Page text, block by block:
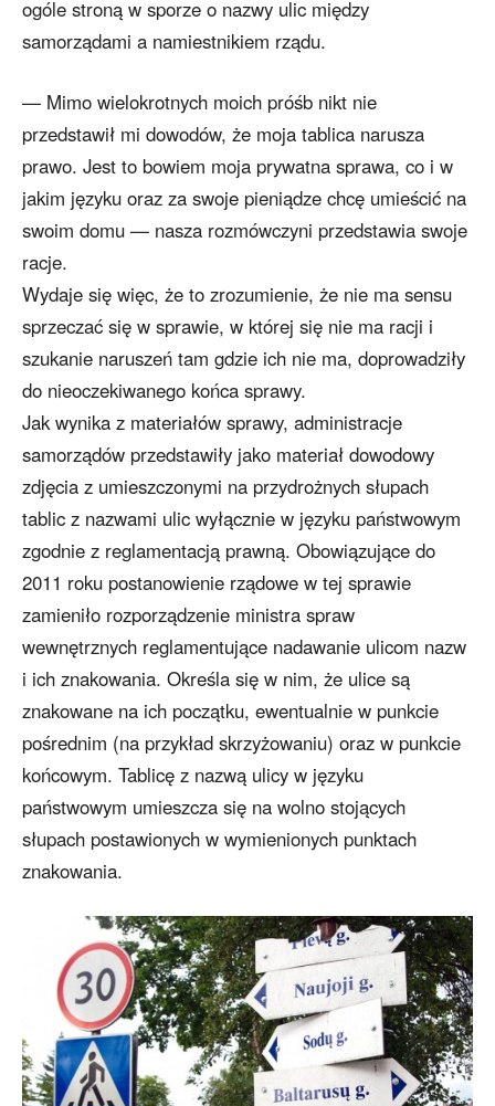
ogóle stroną w sporze o nazwy ulic między
samorządami a namiestnikiem rządu.
— Mimo wielokrotnych moich próśb nikt nie
przedstawił mi dowodów, że moja tablica narusza
prawo. Jest to bowiem moja prywatna sprawa, co i w
jakim języku oraz za swoje pieniądze chcę umieścić na
swoim domu — nasza rozmówczyni przedstawia swoje
racje.
Wydaje się więc, że to zrozumienie, że nie ma sensu
sprzeczać się w sprawie, w której się nie ma racji i
szukanie naruszeń tam gdzie ich nie ma, doprowadziły
do nieoczekiwanego końca sprawy.
Jak wynika z materiałów sprawy, administracje
samorządów przedstawiły jako materiał dowodowy
zdjęcia z umieszczonymi na przydrożnych słupach
tablic z nazwami ulic wyłącznie w języku państwowym
zgodnie z reglamentacją prawną. Obowiązujące do
2011 roku postanowienie rządowe w tej sprawie
zamieniło rozporządzenie ministra spraw
wewnętrznych reglamentujące nadawanie ulicom nazw
i ich znakowania. Określa się w nim, że ulice są
znakowane na ich początku, ewentualnie w punkcie
pośrednim (na przykład skrzyżowaniu) oraz w punkcie
końcowym. Tablicę z nazwą ulicy w języku
państwowym umieszcza się na wolno stojących
słupach postawionych w wymienionych punktach
znakowania.